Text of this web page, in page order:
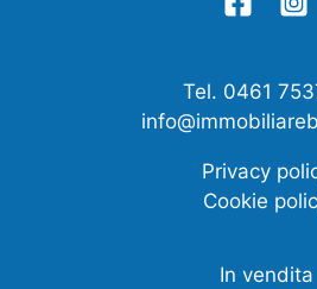
Tel. 0461
Privacy
Cookie
In vendita